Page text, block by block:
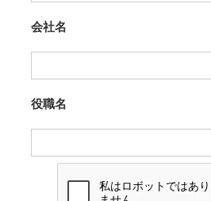
会社名
役職名